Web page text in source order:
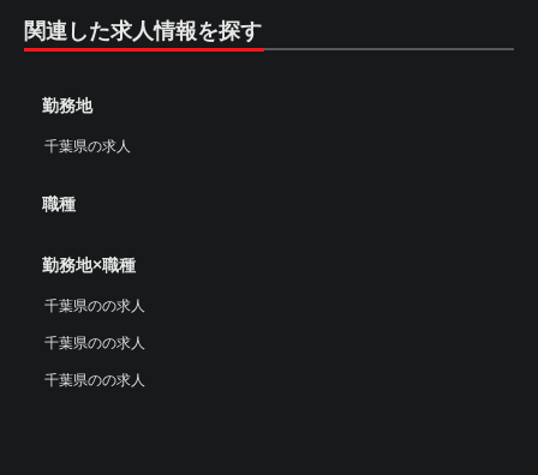
関連した求人情報を探す
勤務地
千葉県の求人
職種
勤務地×職種
千葉県のの求人
千葉県のの求人
千葉県のの求人